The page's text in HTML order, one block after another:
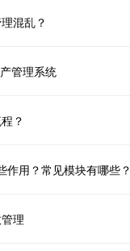
混乱？
管理系统
？
作用？常见模块有哪些？
理